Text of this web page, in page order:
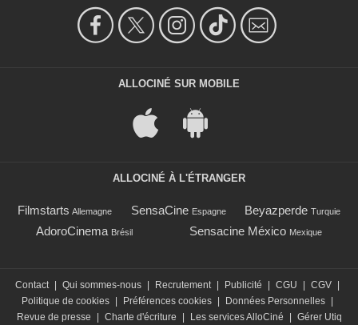
ALLOCINÉ SUR MOBILE
ALLOCINÉ À L'ÉTRANGER
Filmstarts Allemagne SensaCine Espagne Beyazperde Turquie
AdoroCinema Brésil Sensacine México Mexique
Contact Qui sommes-nous Recrutement Publicité CGU CGV
Politique de cookies
Préférences cookies Données Personnelles
Revue de presse
Charte d'écriture Les services AlloCiné Gérer Utiq